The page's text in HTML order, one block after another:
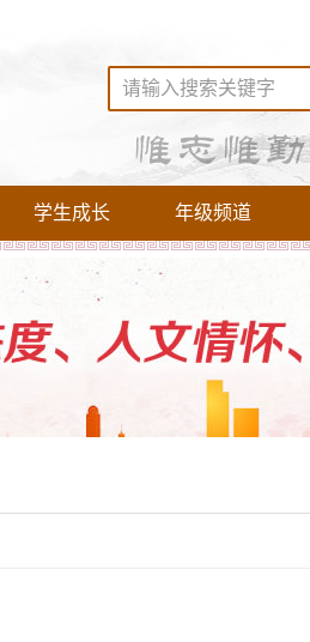
学生成长 年级频道